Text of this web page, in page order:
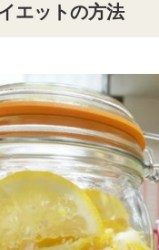
エットの方法